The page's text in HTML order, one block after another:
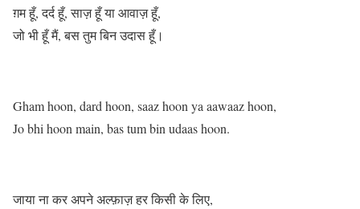
ग़म हूँ, दर्द हूँ, साज़ हूँ या आवाज़ हूँ,
जो भी हूँ मैं, बस तुम बिन उदास हूँ।
Gham hoon, dard hoon, saaz hoon ya aawaaz hoon,
Jo bhi hoon main, bas tum bin udaas hoon.
जाया ना कर अपने अल्फ़ाज़ हर किसी के लिए,